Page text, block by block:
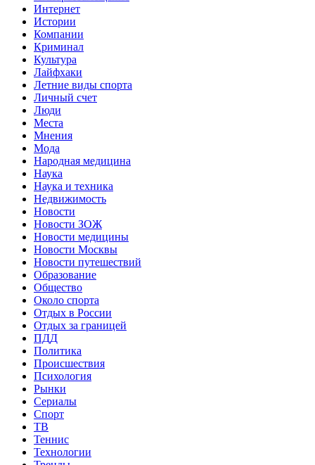
Интернет
Истории
Компании
Криминал
Культура
Лайфхаки
Летние виды спорта
Личный счет
Люди
Места
Мнения
Мода
Народная медицина
Наука
Наука и техника
Недвижимость
Новости
Новости ЗОЖ
Новости медицины
Новости Москвы
Новости путешествий
Образование
Общество
Около спорта
Отдых в России
Отдых за границей
ПДД
Политика
Происшествия
Психология
Рынки
Сериалы
Спорт
ТВ
Теннис
Технологии